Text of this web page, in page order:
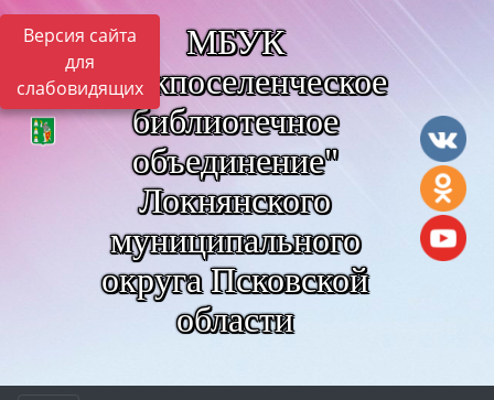
Версия сайта
для
слабовидящих
МБУК
"Межпоселенческое
библиотечное
объединение"
Локнянского
муниципального
округа Псковской
области